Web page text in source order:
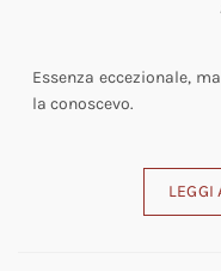
Essenza eccezionale,
la conoscevo.
LEGGI